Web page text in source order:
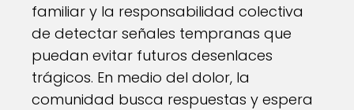
familiar y la responsabilidad colectiva
de detectar señales tempranas que
puedan evitar futuros desenlaces
trágicos. En medio del dolor, la
comunidad busca respuestas y espera